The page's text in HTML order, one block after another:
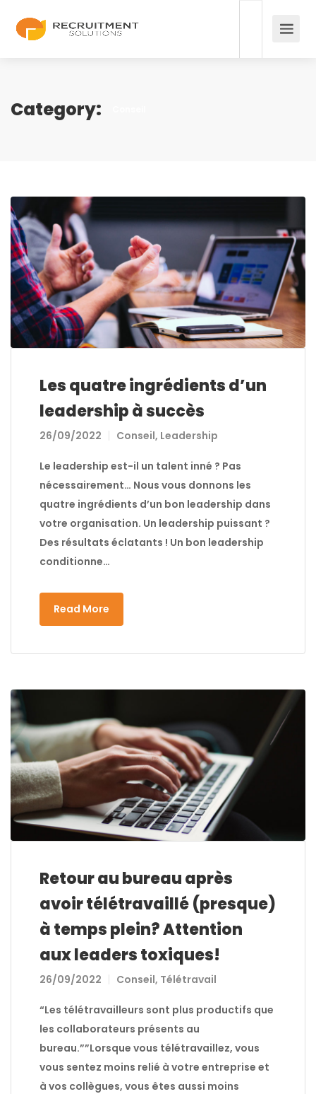
Category:
Les quatre ingrédients d’un
leadership à succès
26/09/2022 Conseil, Leadership
Le leadership est-il un talent inné ? Pas
nécessairement… Nous vous donnons les
quatre ingrédients d’un bon leadership dans
votre organisation. Un leadership puissant ?
Des résultats éclatants ! Un bon leadership
conditionne…
Read More
Retour au bureau après
avoir télétravaillé (presque)
à temps plein? Attention
aux leaders toxiques!
26/09/2022 Conseil, Télétravail
“Les télétravailleurs sont plus productifs que
les collaborateurs présents au
bureau.””Lorsque vous télétravaillez, vous
vous sentez moins relié à votre entreprise et
à vos collègues, vous êtes aussi moins